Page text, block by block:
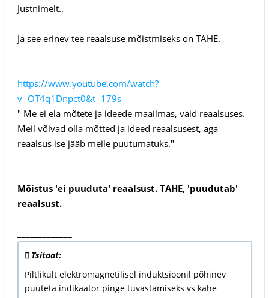
Justnimelt..
Ja see erinev tee reaalsuse mõistmiseks on TAHE.
https://www.youtube.com/watch?
v=OT4q1Dnpct0&t=179s
" Me ei ela mõtete ja ideede maailmas, vaid reaalsuses.
Meil võivad olla mõtted ja ideed reaalsusest, aga
reaalsus ise jääb meile puutumatuks."
Mõistus 'ei puuduta' reaalsust. TAHE, 'puudutab'
reaalsust.
Tsitaat:
Piltlikult elektromagnetilisel induktsioonil põhinev
puuteta indikaator pinge tuvastamiseks vs kahe